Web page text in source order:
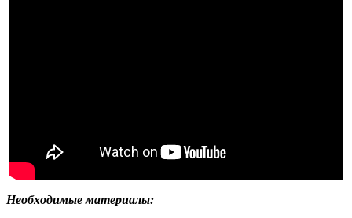
Необходимые материалы: